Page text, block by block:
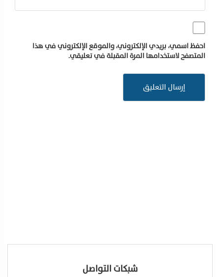
احفظ اسمي، بريدي الإلكتروني، والموقع الإلكتروني في هذا
المتصفح لاستخدامها المرة المقبلة في تعليقي.
شبكات التواصل